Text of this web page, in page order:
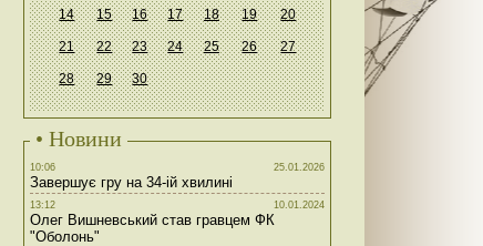
14 15 16 17 18 19 20
21 22 23 24 25 26 27
28 29 30
• Новини
10:06 25.01.2026
Завершує гру на 34-ій хвилині
13:12 10.01.2024
Олег Вишневський став гравцем ФК
"Оболонь"